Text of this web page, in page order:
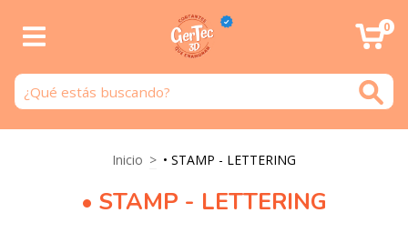
0
Inicio > • STAMP - LETTERING
• STAMP - LETTERING